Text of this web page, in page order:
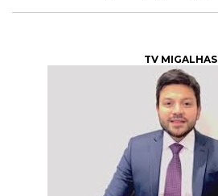
TV MIGALHAS